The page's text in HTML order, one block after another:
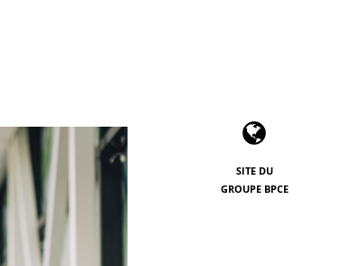
SITE DU
GROUPE BPCE